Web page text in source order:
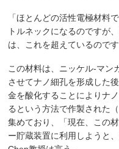
「ほとんどの活性電極材料
トルネックになるのですが
は、これを超えているので
この材料は、ニッケル-マン
させてナノ細孔を形成した
金を酸化することによりナ
るという方法で作製された
集めており、「現在、この
ー貯蔵装置に利用しようと